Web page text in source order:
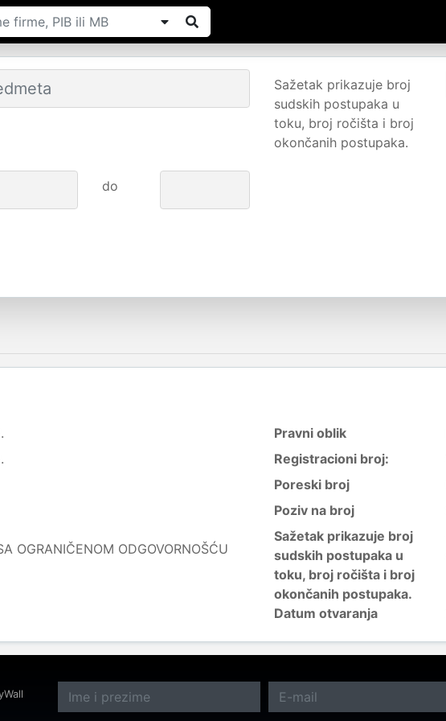
Sažetak prikazuje broj
sudskih postupaka u
toku, broj ročišta i broj
okončanih postupaka.
do
OGRANIČENOM ODGOVORNOŠĆU
Pravni oblik
Registracioni broj:
Poreski broj
Poziv na broj
Sažetak prikazuje broj
sudskih postupaka u
toku, broj ročišta i broj
okončanih postupaka.
Datum otvaranja